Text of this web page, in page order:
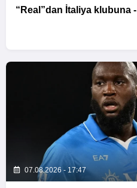
“Real”dan İtaliya klubuna -
07.08.2026 - 17:47